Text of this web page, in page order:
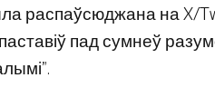
распаўсюджана на X/
паставіў пад сумнеў